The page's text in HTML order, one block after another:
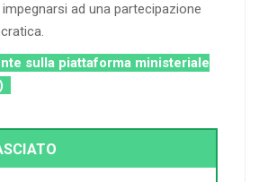
ad una partecipazione
sulla piattaforma ministeriale